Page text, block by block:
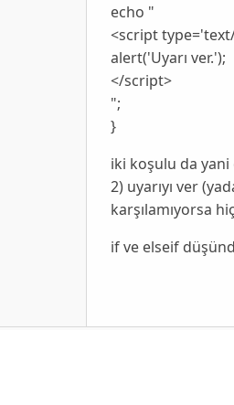
echo "
<script
alert('Uyarı ver.');
</script>
";
}
iki koşulu da yani
2) uyarıyı ver
karşılamıyorsa
if ve elseif